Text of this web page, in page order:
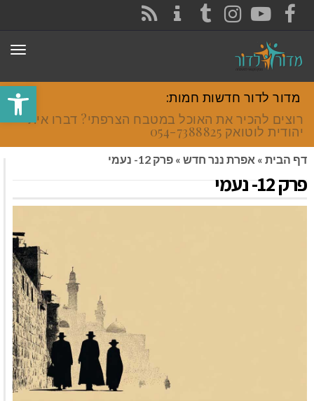
פתח
FACEBOOK
YOUTUBE
INSTAGRAM
TUMBLR
מדור לדור חדשות חמות:
רוצים להכיר את האוכל במטבח הצרפתי? דברו איתי
יהודית לוטואק 054-7388825.
דף הבית » אפרת ננר חדש » פרק 12- נעמי
פרק 12- נעמי